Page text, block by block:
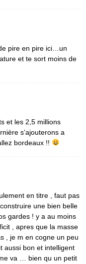
pire en pire ici…un
et te sort moins de
et les 2,5 millions
s’ajouterons a
bordeaux !!
en titre , faut pas
une bien belle
gardes ! y a au moins
, apres que la masse
, je m en cogne un peu
aussi bon et intelligent
va … bien qu un petit